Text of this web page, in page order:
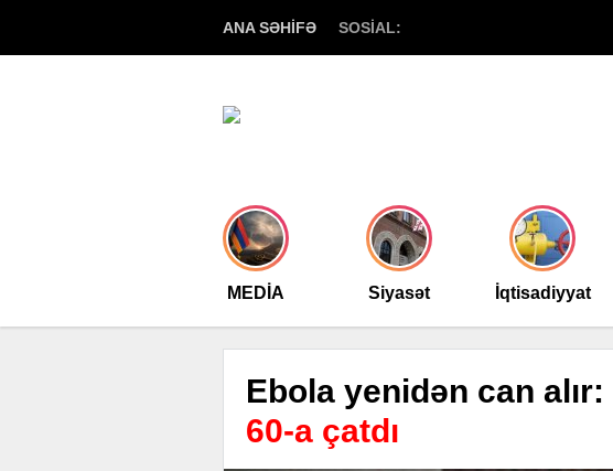
ANA SƏHİFƏ SOSİAL:
MEDİA Siyasət İqtisadiyyat
Ebola yenidən can alır:
60-a çatdı